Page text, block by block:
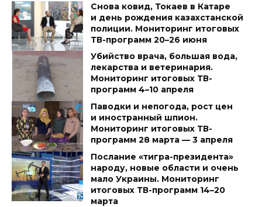
Снова ковид, Токаев в Катаре
и день рождения казахстанской
полиции. Мониторинг итоговых
ТВ-программ 20–26 июня
Убийство врача, большая вода,
лекарства и ветеринария.
Мониторинг итоговых ТВ-
программ 4–10 апреля
Паводки и непогода, рост цен
и иностранный шпион.
Мониторинг итоговых ТВ-
программ 28 марта — 3 апреля
Послание «тигра-президента»
народу, новые области и очень
мало Украины. Мониторинг
итоговых ТВ-программ 14–20
марта